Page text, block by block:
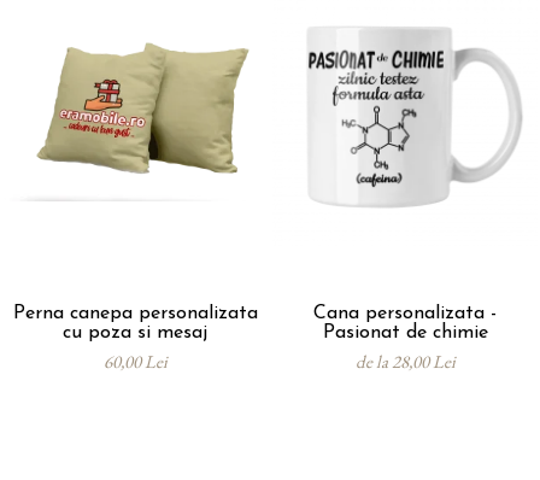
Perna canepa personalizata
cu poza si mesaj
60,00 Lei
Cana personalizata -
Pasionat de chimie
de la 28,00 Lei